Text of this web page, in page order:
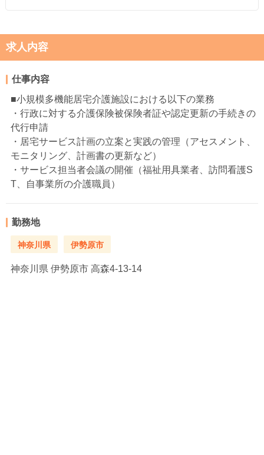
求人内容
仕事内容
■小規模多機能居宅介護施設における以下の業務
・行政に対する介護保険被保険者証や認定更新の手続きの
代行申請
・居宅サービス計画の立案と実践の管理（アセスメント、
モニタリング、計画書の更新など）
・サービス担当者会議の開催（福祉用具業者、訪問看護S
T、自事業所の介護職員）
勤務地
神奈川県 伊勢原市
神奈川県 伊勢原市 高森4-13-14